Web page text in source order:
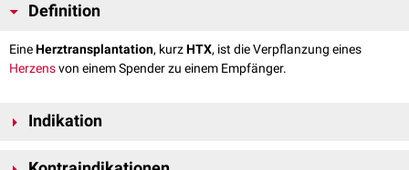
Definition
EineHerztransplantation, kurzHTX, ist die Verpflanzung eines
Herzensvon einem Spender zu einem Empfänger.
Indikation